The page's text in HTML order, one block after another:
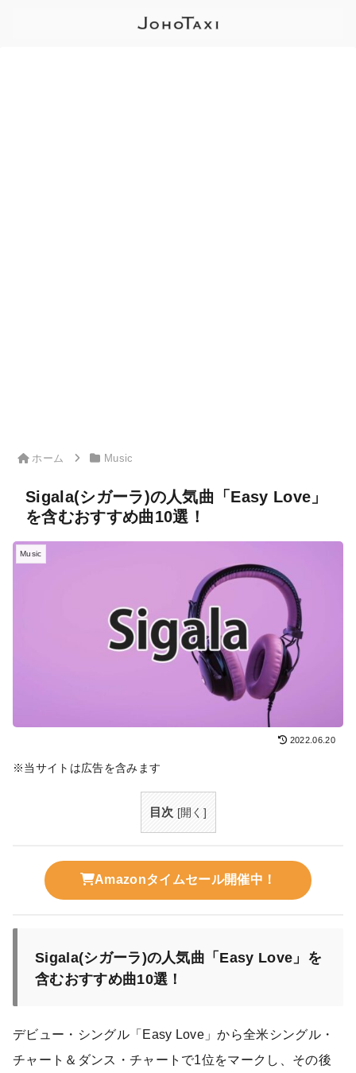
ホーム Music
Sigala(シガーラ)の人気曲「Easy Love」
を含むおすすめ曲10選！
Music
2022.06.20
※当サイトは広告を含みます
目次 [開く ]
Amazonタイムセール開催中！
Sigala(シガーラ)の人気曲「Easy Love」を
含むおすすめ曲10選！
デビュー・シングル「Easy Love」から全米シングル・
チャート＆ダンス・チャートで1位をマークし、その後